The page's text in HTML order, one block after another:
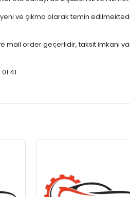
ve çıkma olarak temin
mail order geçerlidir, taksit imkanı
41